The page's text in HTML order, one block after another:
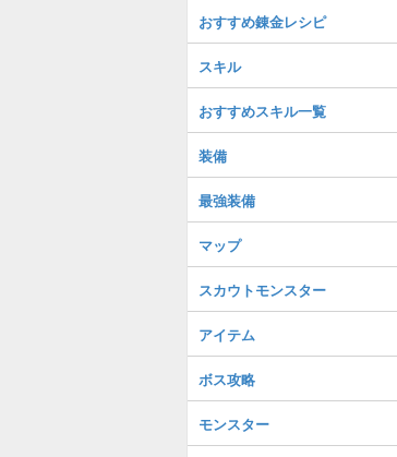
おすすめ錬金レシピ
スキル
おすすめスキル一覧
装備
最強装備
マップ
スカウトモンスター
アイテム
ボス攻略
モンスター